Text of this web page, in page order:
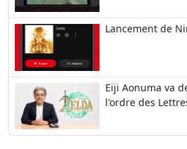
Lancement de
Eiji Aonuma va
l'ordre des